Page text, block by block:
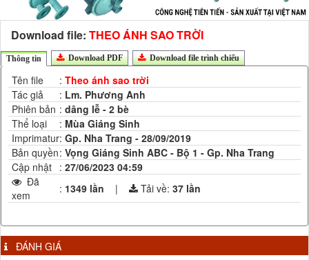
Download file: THEO ÁNH SAO TRỜI
Thông tin Download PDF Download file trình chiếu
Tên file : Theo ánh sao trời
Tác giả
: Lm. Phương Anh
Phiên bản : dâng lễ - 2 bè
Thể loại
: Mùa Giáng Sinh
Imprimatur: Gp. Nha Trang - 28/09/2019
Bản quyền: Vọng Giáng Sinh ABC - Bộ 1 - Gp. Nha Trang
Cập nhật : 27/06/2023 04:59
Đã
xem
: 1349 lần | Tải về: 37 lần
ĐÁNH GIÁ